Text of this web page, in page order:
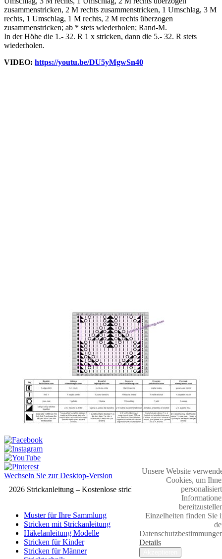
zusammenstricken, 2 M rechts zusammenstricken, 1 Umschlag, 3 M
rechts, 1 Umschlag, 1 M rechts, 2 M rechts überzogen
zusammenstricken; ab * stets wiederholen; Rand-M.
In der Höhe die 1.- 32. R 1 x stricken, dann die 5.- 32. R stets
wiederholen.
VIDEO: https://youtu.be/DU5yMgwSn40
Wechseln Sie zur Desktop-Version
2026 Strickanleitung – Kostenlose strickmuster
Muster für Ihre Sammlung
Stricken mit Strickanleitung
Häkelanleitung Modelle
Stricken für Kinder
Stricken für Männer
Unsere Website
Cookies, um
Einzelheiten finden Sie
Details